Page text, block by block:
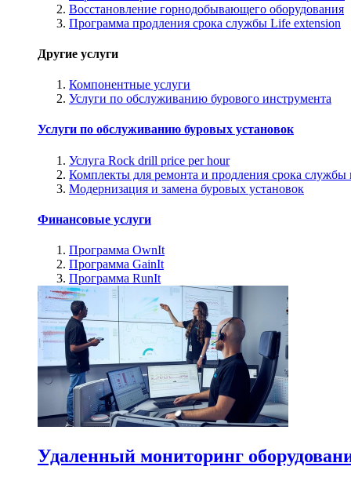
Восстановление горнодобывающего оборудования
Программа продления срока службы Life extension
Другие услуги
Компонентные услуги
Услуги по обслуживанию бурового инструмента
Услуги по обслуживанию буровых установок
Услуга Rock drill price per hour
Комплекты для ремонта и продления срока службы
Модернизация и замена буровых установок
Финансовые услуги
Программа OwnIt
Программа GainIt
Программа RunIt
Удаленный мониторинг